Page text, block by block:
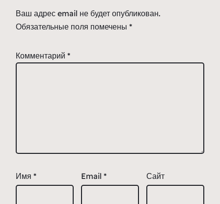
Ваш адрес email не будет опубликован.
Обязательные поля помечены *
Комментарий *
Имя * Email * Сайт